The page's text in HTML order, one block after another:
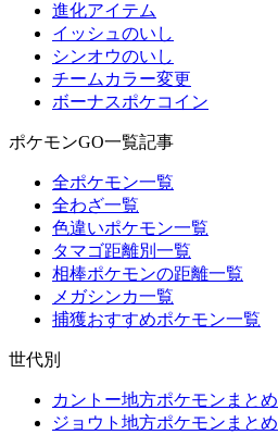
進化アイテム
イッシュのいし
シンオウのいし
チームカラー変更
ボーナスポケコイン
ポケモンGO一覧記事
全ポケモン一覧
全わざ一覧
色違いポケモン一覧
タマゴ距離別一覧
相棒ポケモンの距離一覧
メガシンカ一覧
捕獲おすすめポケモン一覧
世代別
カントー地方ポケモンまとめ
ジョウト地方ポケモンまとめ